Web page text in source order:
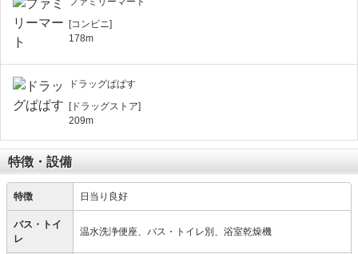
[コンビニ]
178m
ドラッグぱぱす
[ドラッグストア]
209m
特徴・設備
特徴 日当り良好
バス・トイ
レ
温水洗浄便座、バス・トイレ別、浴室乾燥機